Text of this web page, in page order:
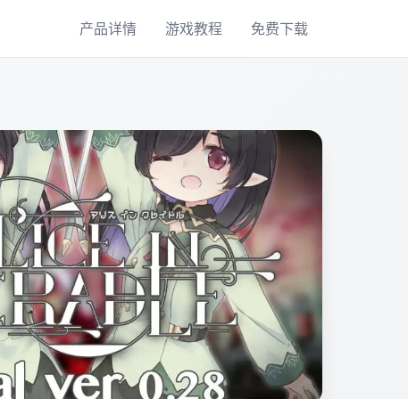
产品详情 游戏教程 免费下载